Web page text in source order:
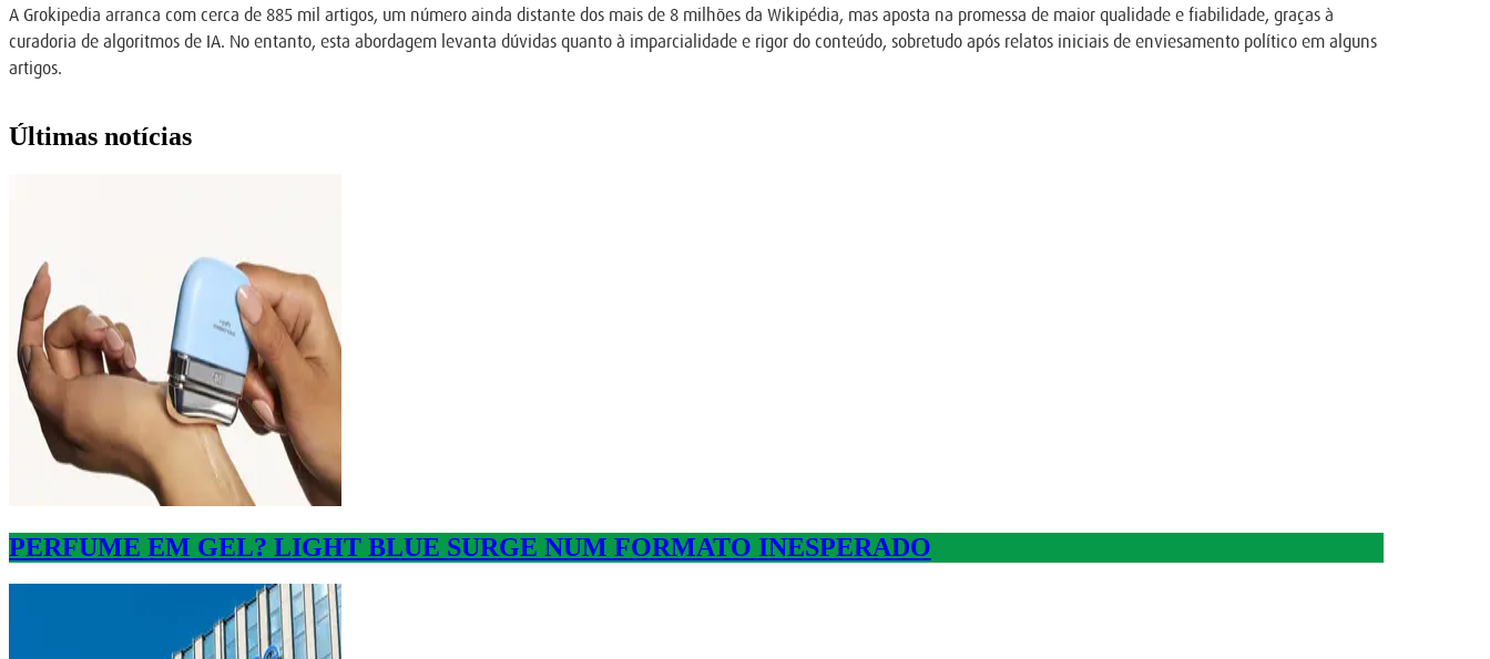
A Grokipedia arranca com cerca de 885 mil artigos, um número ainda distante dos mais de 8 milhões da Wikipédia, mas aposta na promessa de maior qualidade e fiabilidade, graças à
curadoria de algoritmos de IA. No entanto, esta abordagem levanta dúvidas quanto à imparcialidade e rigor do conteúdo, sobretudo após relatos iniciais de enviesamento político em alguns
artigos.
Últimas notícias
PERFUME EM GEL? LIGHT BLUE SURGE NUM FORMATO INESPERADO